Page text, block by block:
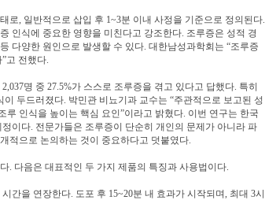
로, 일반적으로 삽입 후 1~3분 이내 사정을 기준으로 정의된다.
인식에 중요한 영향을 미친다고 강조한다. 조루증은 성적 경
다양한 원인으로 발생할 수 있다. 대한남성과학회는 “조루증
고 전했다.
명 중 27.5%가 스스로 조루증을 겪고 있다고 답했다. 특히
두드러졌다. 박민관 비뇨기과 교수는 “주관적으로 보고된 성
인식을 높이는 핵심 요인”이라고 밝혔다. 이번 연구는 한국
이다. 전문가들은 조루증이 단순히 개인의 문제가 아니라 파
적으로 논의하는 것이 중요하다고 덧붙였다.
. 다음은 대표적인 두 가지 제품의 특징과 사용법이다.
간을 연장한다. 도포 후 15~20분 내 효과가 시작되며, 최대 3시